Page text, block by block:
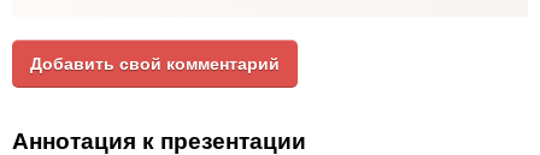
Добавить свой комментарий
Аннотация к презентации